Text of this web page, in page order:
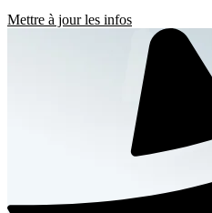
Mettre à jour les infos